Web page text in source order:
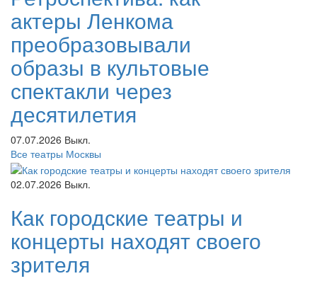
актеры Ленкома
преобразовывали
образы в культовые
спектакли через
десятилетия
07.07.2026 Выкл.
Все театры Москвы
02.07.2026 Выкл.
Как городские театры и
концерты находят своего
зрителя